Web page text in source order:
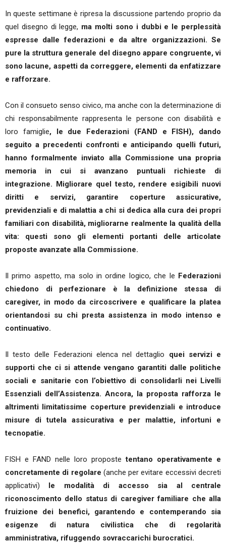
In queste settimane è ripresa la discussione partendo proprio da
quel disegno di legge, ma molti sono i dubbi e le perplessità
espresse dalle federazioni e da altre organizzazioni. Se
pure la struttura generale del disegno appare congruente, vi
sono lacune, aspetti da correggere, elementi da enfatizzare
e rafforzare.
Con il consueto senso civico, ma anche con la determinazione di
chi responsabilmente rappresenta le persone con disabilità e
loro famiglie, le due Federazioni (FAND e FISH), dando
seguito a precedenti confronti e anticipando quelli futuri,
hanno formalmente inviato alla Commissione una propria
memoria in cui si avanzano puntuali richieste di
integrazione. Migliorare quel testo, rendere esigibili nuovi
diritti e servizi, garantire coperture assicurative,
previdenziali e di malattia a chi si dedica alla cura dei propri
familiari con disabilità, migliorarne realmente la qualità della
vita: questi sono gli elementi portanti delle articolate
proposte avanzate alla Commissione.
Il primo aspetto, ma solo in ordine logico, che le Federazioni
chiedono di perfezionare è la definizione stessa di
caregiver, in modo da circoscrivere e qualificare la platea
orientandosi su chi presta assistenza in modo intenso e
continuativo.
Il testo delle Federazioni elenca nel dettaglio quei servizi e
supporti che ci si attende vengano garantiti dalle politiche
sociali e sanitarie con l’obiettivo di consolidarli nei Livelli
Essenziali dell’Assistenza. Ancora, la proposta rafforza le
altrimenti limitatissime coperture previdenziali e introduce
misure di tutela assicurativa e per malattie, infortuni e
tecnopatie.
FISH e FAND nelle loro propostetentano operativamente e
concretamente di regolare (anche per evitare eccessivi decreti
applicativi) le modalità di accesso sia al centrale
riconoscimento dello status di caregiver familiare che alla
fruizione dei benefici, garantendo e contemperando sia
esigenze di natura civilistica che di regolarità
amministrativa, rifuggendo sovraccarichi burocratici.